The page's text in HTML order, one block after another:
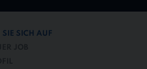
SIE SICH AUF